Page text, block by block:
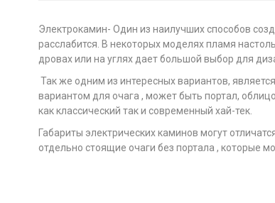
Электрокамин- Один из наилучших способов
расслабится. В некоторых моделях пламя
дровах или на углях дает большой выбор для
Так же одним из интересных вариантов,
вариантом для очага , может быть портал,
как классический так и современный хай-тек.
Габариты электрических каминов могут
отдельно стоящие очаги без портала , которые